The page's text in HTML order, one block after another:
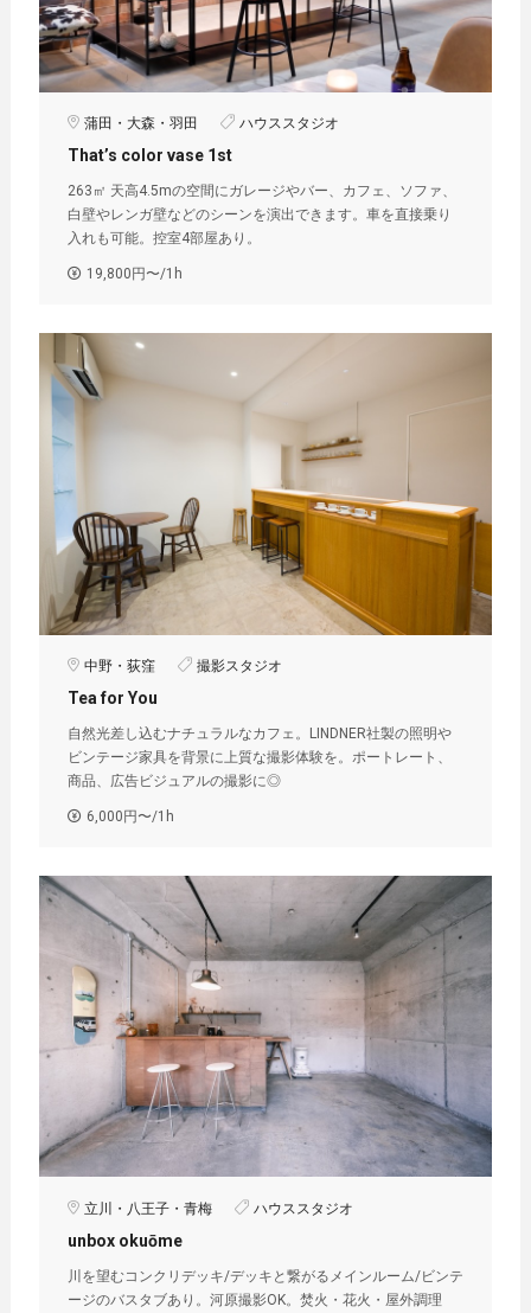
蒲田・大森・羽田 ハウススタジオ
That’s color vase 1st
263㎡ 天高4.5mの空間にガレージやバー、カフェ、ソファ、
白壁やレンガ壁などのシーンを演出できます。車を直接乗り
入れも可能。控室4部屋あり。
19,800円〜/1h
中野・荻窪 撮影スタジオ
Tea for You
自然光差し込むナチュラルなカフェ。LINDNER社製の照明や
ビンテージ家具を背景に上質な撮影体験を。ポートレート、
商品、広告ビジュアルの撮影に◎
6,000円〜/1h
立川・八王子・青梅 ハウススタジオ
unbox okuōme
川を望むコンクリデッキ/デッキと繋がるメインルーム/ビンテ
ージのバスタブあり。河原撮影OK。焚火・花火・屋外調理